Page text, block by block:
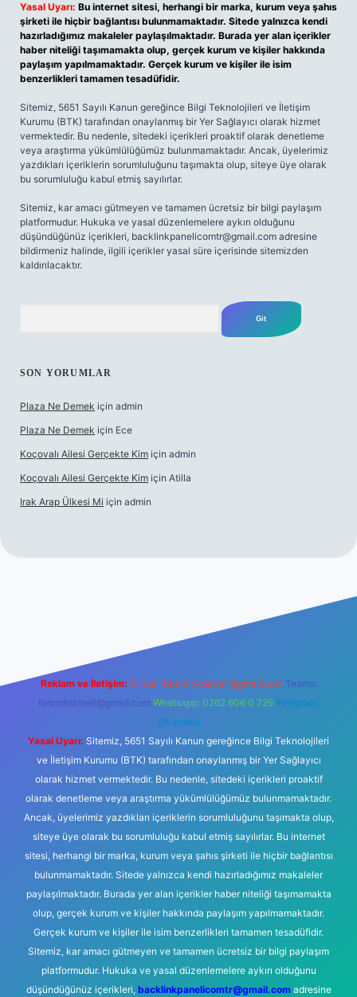
Yasal Uyarı: Bu internet sitesi, herhangi bir marka, kurum veya şahıs
şirketi ile hiçbir bağlantısı bulunmamaktadır. Sitede yalnızca kendi
hazırladığımız makaleler paylaşılmaktadır. Burada yer alan içerikler
haber niteliği taşımamakta olup, gerçek kurum ve kişiler hakkında
paylaşım yapılmamaktadır. Gerçek kurum ve kişiler ile isim
benzerlikleri tamamen tesadüfidir.
Sitemiz, 5651 Sayılı Kanun gereğince Bilgi Teknolojileri ve İletişim
Kurumu (BTK) tarafından onaylanmış bir Yer Sağlayıcı olarak hizmet
vermektedir. Bu nedenle, sitedeki içerikleri proaktif olarak denetleme
veya araştırma yükümlülüğümüz bulunmamaktadır. Ancak, üyelerimiz
yazdıkları içeriklerin sorumluluğunu taşımakta olup, siteye üye olarak
bu sorumluluğu kabul etmiş sayılırlar.
Sitemiz, kar amacı gütmeyen ve tamamen ücretsiz bir bilgi paylaşım
platformudur. Hukuka ve yasal düzenlemelere aykırı olduğunu
düşündüğünüz içerikleri, backlinkpanelicomtr@gmail.com adresine
bildirmeniz halinde, ilgili içerikler yasal süre içerisinde sitemizden
kaldırılacaktır.
SON YORUMLAR
Plaza Ne Demek için admin
Plaza Ne Demek için Ece
Koçovalı Ailesi Gerçekte Kim için admin
Koçovalı Ailesi Gerçekte Kim için Atilla
Irak Arap Ülkesi Mi için admin
Reklam ve İletişim: E-mail: backlinkpaneli@gmail.com Teams:
forumhizmeti@gmail.com Whatsapp: 0262 606 0 726 Telegram:
@karabul
Yasal Uyarı: Sitemiz, 5651 Sayılı Kanun gereğince Bilgi Teknolojileri
ve İletişim Kurumu (BTK) tarafından onaylanmış bir Yer Sağlayıcı
olarak hizmet vermektedir. Bu nedenle, sitedeki içerikleri proaktif
olarak denetleme veya araştırma yükümlülüğümüz bulunmamaktadır.
Ancak, üyelerimiz yazdıkları içeriklerin sorumluluğunu taşımakta olup,
siteye üye olarak bu sorumluluğu kabul etmiş sayılırlar. Bu internet
sitesi, herhangi bir marka, kurum veya şahıs şirketi ile hiçbir bağlantısı
bulunmamaktadır. Sitede yalnızca kendi hazırladığımız makaleler
paylaşılmaktadır. Burada yer alan içerikler haber niteliği taşımamakta
olup, gerçek kurum ve kişiler hakkında paylaşım yapılmamaktadır.
Gerçek kurum ve kişiler ile isim benzerlikleri tamamen tesadüfidir.
Sitemiz, kar amacı gütmeyen ve tamamen ücretsiz bir bilgi paylaşım
platformudur. Hukuka ve yasal düzenlemelere aykırı olduğunu
düşündüğünüz içerikleri, backlinkpanelicomtr@gmail.comadresine